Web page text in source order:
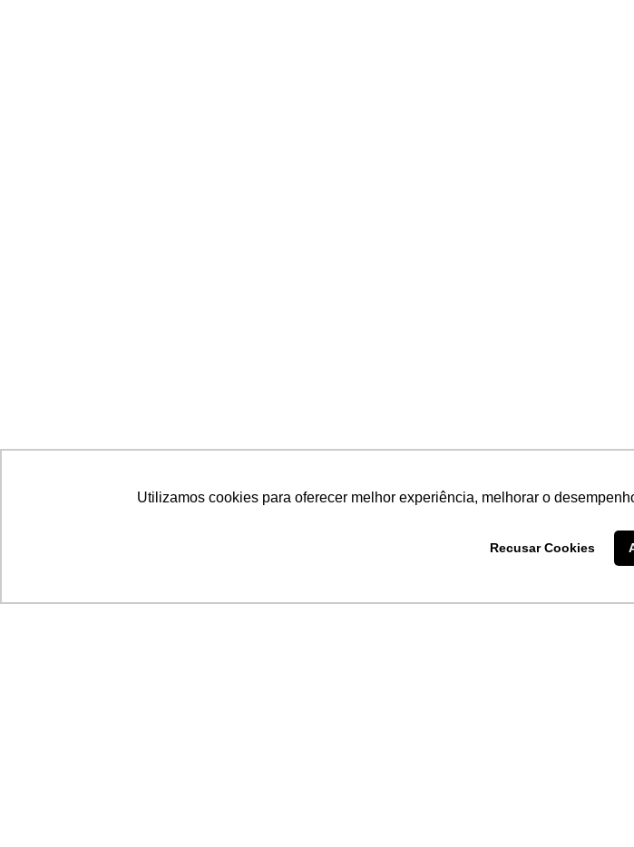
Utilizamos cookies para oferecer melhor experiência, melhorar o
Recusar Cookies